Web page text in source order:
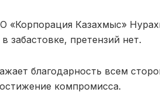
«Корпорация Казахмыс»
забастовке, претензий нет.
благодарность всем
компромисса.